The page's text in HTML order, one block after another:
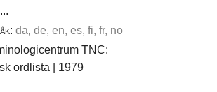
da, de, en, es, fi, fr, no
TNC:
ordlista | 1979